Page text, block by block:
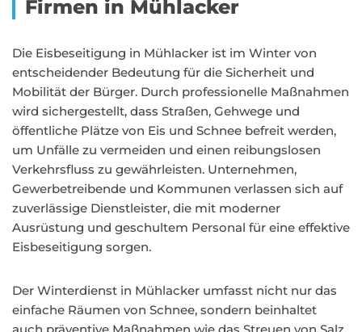
Firmen in Mühlacker
Die Eisbeseitigung in Mühlacker ist im Winter von
entscheidender Bedeutung für die Sicherheit und
Mobilität der Bürger. Durch professionelle Maßnahmen
wird sichergestellt, dass Straßen, Gehwege und
öffentliche Plätze von Eis und Schnee befreit werden,
um Unfälle zu vermeiden und einen reibungslosen
Verkehrsfluss zu gewährleisten. Unternehmen,
Gewerbetreibende und Kommunen verlassen sich auf
zuverlässige Dienstleister, die mit moderner
Ausrüstung und geschultem Personal für eine effektive
Eisbeseitigung sorgen.
Der Winterdienst in Mühlacker umfasst nicht nur das
einfache Räumen von Schnee, sondern beinhaltet